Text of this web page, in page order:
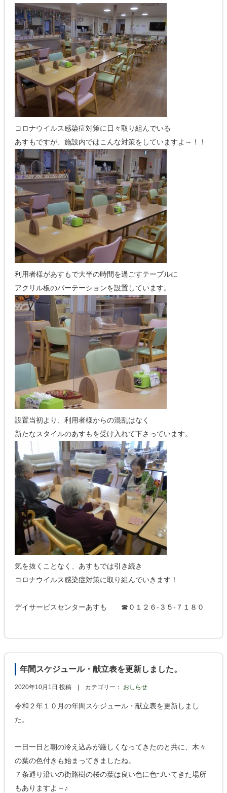
コロナウイルス感染症対策に日々取り組んでいる
あすもですが、施設内ではこんな対策をしていますよ～！！
利用者様があすもで大半の時間を過ごすテーブルに
アクリル板のパーテーションを設置しています。
設置当初より、利用者様からの混乱はなく
新たなスタイルのあすもを受け入れて下さっています。
気を抜くことなく、あすもでは引き続き
コロナウイルス感染症対策に取り組んでいきます！
デイサービスセンターあすも ☎０１２６-３５-７１８０
年間スケジュール・献立表を更新しました。
2020年10月1日 投稿 | カテゴリー： おしらせ
令和２年１０月の年間スケジュール・献立表を更新しまし
た。
一日一日と朝の冷え込みが厳しくなってきたのと共に、木々
の葉の色付きも始まってきましたね。
７条通り沿いの街路樹の桜の葉は良い色に色づいてきた場所
もありますよ～♪